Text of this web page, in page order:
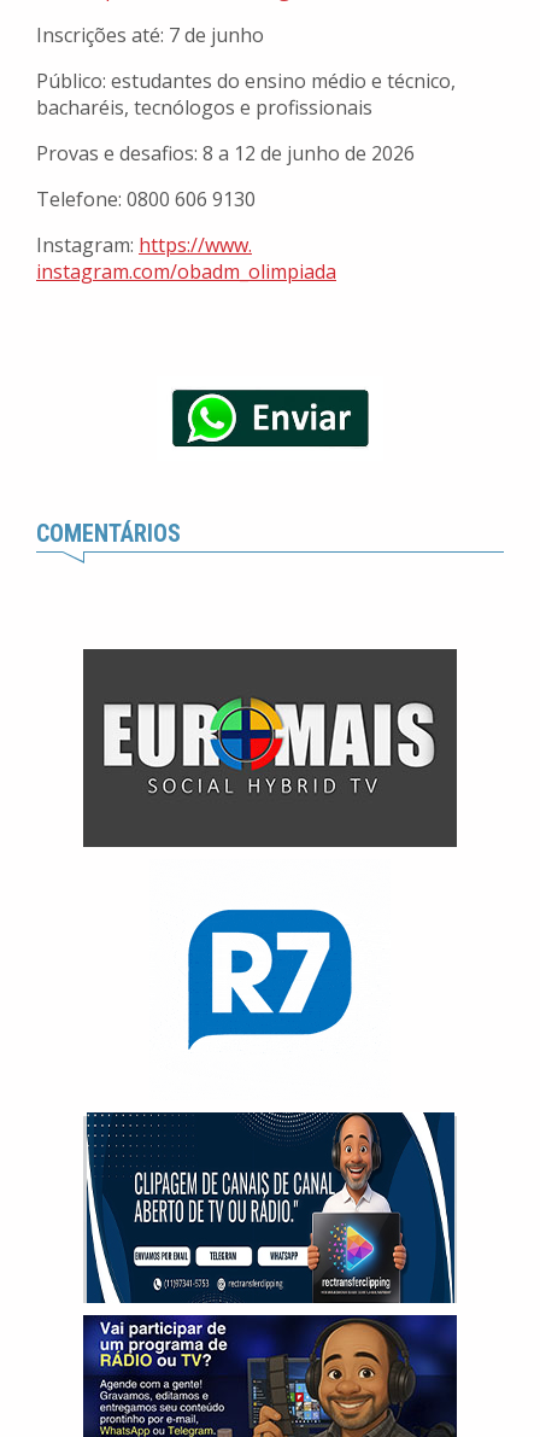
Inscrições até: 7 de junho
Público: estudantes do ensino médio e técnico,
bacharéis, tecnólogos e profissionais
Provas e desafios: 8 a 12 de junho de 2026
Telefone: 0800 606 9130
Instagram: https://www.
instagram.com/obadm_olimpiada
COMENTÁRIOS